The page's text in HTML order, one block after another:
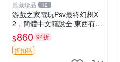
嘉藏珍品 12
游戲之家電玩Psv最終幻想X
2，簡體中文箱說全 東西有現
貨 可以發手物品 無質量問題
售不退不換
$860 94折
折扣碼